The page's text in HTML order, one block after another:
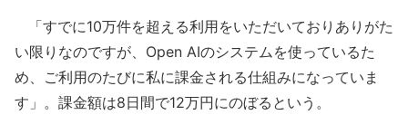
「すでに10万件を超える利用をいただいておりありがた
い限りなのですが、Open AIのシステムを使っているた
め、ご利用のたびに私に課金される仕組みになっていま
す」。課金額は8日間で12万円にのぼるという。